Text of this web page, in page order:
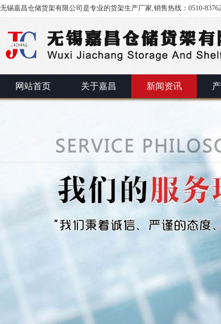
无锡嘉昌仓储货架有限公司是专业的货架生产厂家,销售热线：0510-
网站首页 关于嘉昌 新闻资讯